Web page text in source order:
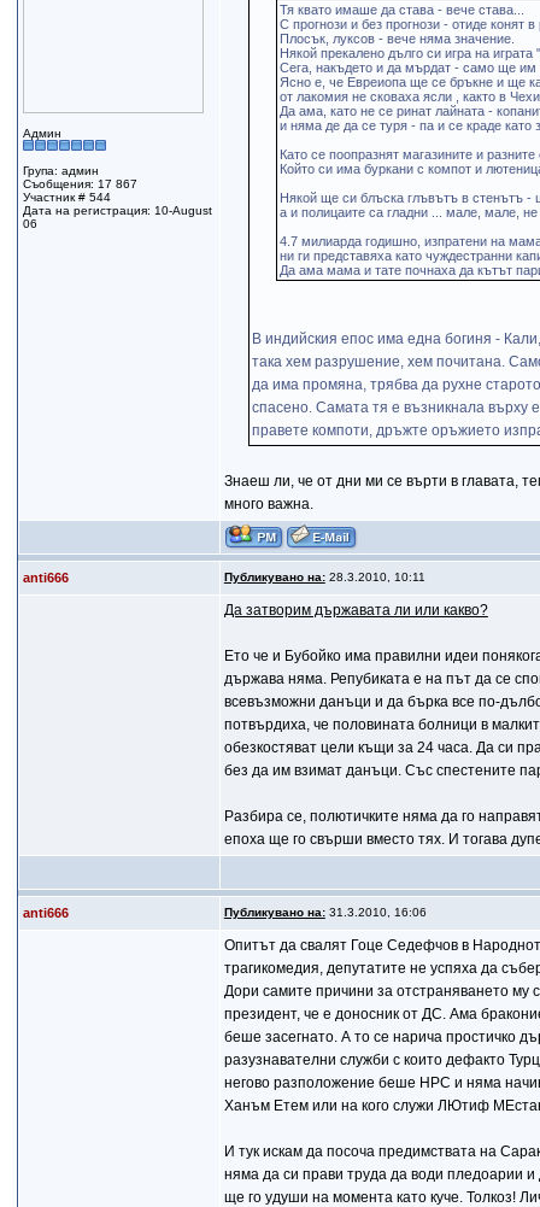
Админ
Група: админ
Съобщения: 17 867
Участник # 544
Дата на регистрация: 10-August
06
Тя квато имаше да става - вече става...
С прогнози и без прогнози - отиде конят в
Плосък, луксов - вече няма значение.
Някой прекалено дълго си игра на
Сега, накъдето и да мърдат - само ще им
Ясно е, че Евреиопа ще се бръкне и ще
от лакомия не сковаха ясли , както в
Да ама, като не се ринат лайната -
и няма де да се туря - па и се краде като
Като се поопразнят магазините и
Който си има буркани с компот и
Някой ще си блъска глъвътъ в стенътъ -
а и полицаите са гладни ... мале, мале,
4.7 милиарда годишно, изпратени на
ни ги представяха като чуждестранни
Да ама мама и тате почнаха да кътът
В индийския епос има една богиня -
така хем разрушение, хем почитана.
да има промяна, трябва да рухне
спасено. Самата тя е възникнала
правете компоти, дръжте оръжието
Знаеш ли, че от дни ми се върти в главата,
много важна.
anti666 Публикувано на:28.3.2010, 10:11
Да затворим държавата ли или какво?
Ето че и Бубойко има правилни идеи
държава няма. Репубиката е на път да се
всевъзможни данъци и да бърка все по-
потвърдиха, че половината болници в
обезкостяват цели къщи за 24 часа. Да си
без да им взимат данъци. Със спестените
Разбира се, полютичките няма да го
епоха ще го свърши вместо тях. И тогава
anti666 Публикувано на:31.3.2010, 16:06
Опитът да свалят Гоце Седефчов в
трагикомедия, депутатите не успяха да
Дори самите причини за отстраняването му
президент, че е доносник от ДС. Ама
беше засегнато. А то се нарича простичко
разузнавателни служби с които дефакто
негово разположение беше НРС и няма
Ханъм Етем или на кого служи ЛЮтиф
И тук искам да посоча предимствата на
няма да си прави труда да води пледоарии
ще го удуши на момента като куче. Толкоз!